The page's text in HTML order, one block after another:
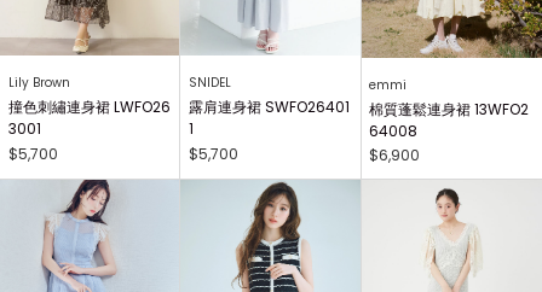
Lily Brown
撞色刺繡連身裙 LWFO26
3001
$5,700
SNIDEL
露肩連身裙 SWFO26401
1
$5,700
emmi
棉質蓬鬆連身裙 13WFO2
64008
$6,900